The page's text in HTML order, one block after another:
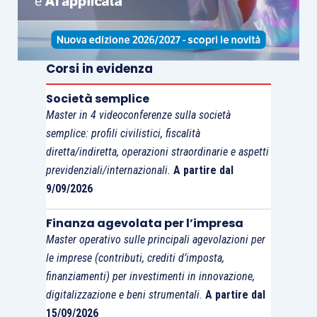
comunicazione esterna(messa in atto di
un consapevole e strutturato percorso
per comunicare efficacemente il proprio
modello professionale).
Una valutazione a 360° di tutte queste opzioni, i
loro effetti e le relative variazioni implementabili,
consentirà altresì di sfruttare le singole
competenze interne e favorirà una reale
strutturazione internaper unmiglioramento
continuo, unaanalisi delle variabili economico-
finanziariema ancherelazionalieumaneper la
costruzione di nuove opportunità
e per porre
solide basi per affrontare qualsivoglia sfida.
Corsi in evidenza
Società semplice
Master in 4 videoconferenze sulla società
semplice: profili civilistici, fiscalità
diretta/indiretta, operazioni straordinarie e aspetti
previdenziali/internazionali. A partire dal
9/09/2026
Finanza agevolata per l’impresa
Master operativo sulle principali agevolazioni per
le imprese (contributi, crediti d’imposta,
finanziamenti) per investimenti in innovazione,
digitalizzazione e beni strumentali. A partire dal
15/09/2026